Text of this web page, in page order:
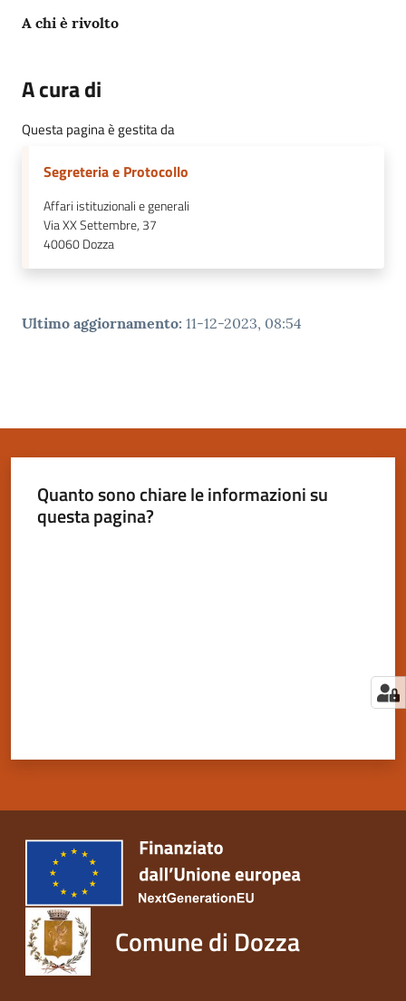
A chi è rivolto
A cura di
Questa pagina è gestita da
Segreteria e Protocollo
Affari istituzionali e generali
Via XX Settembre, 37
40060Dozza
Ultimo aggiornamento: 11-12-2023, 08:54
Quanto sono chiare le informazioni su
questa pagina?
Comune di Dozza